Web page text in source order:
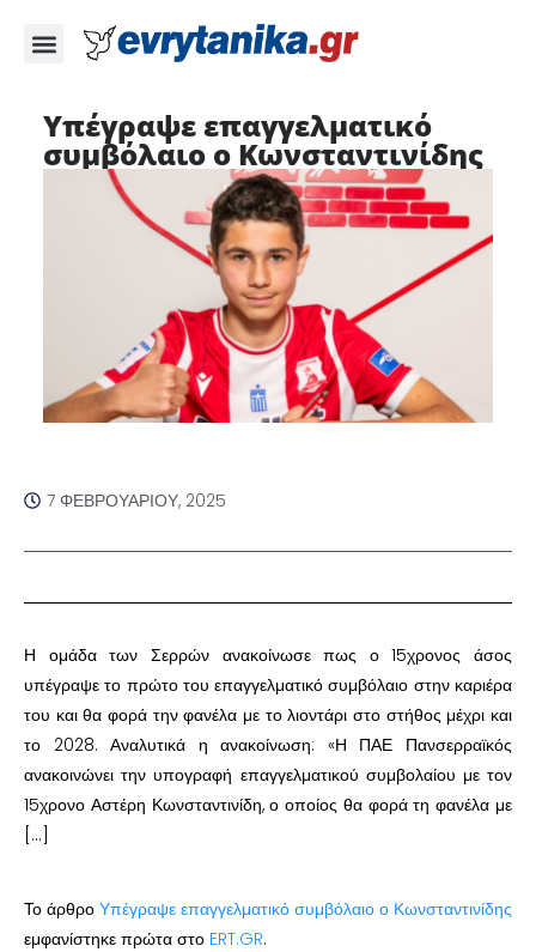
Υπέγραψε επαγγελματικό
συμβόλαιο ο Κωνσταντινίδης
7 ΦΕΒΡΟΥΑΡΊΟΥ, 2025
Η ομάδα των Σερρών ανακοίνωσε πως ο 15χρονος άσος
υπέγραψε το πρώτο του επαγγελματικό συμβόλαιο στην καριέρα
του και θα φορά την φανέλα με το λιοντάρι στο στήθος μέχρι και
το 2028. Αναλυτικά η ανακοίνωση: «Η ΠΑΕ Πανσερραϊκός
ανακοινώνει την υπογραφή επαγγελματικού συμβολαίου με τον
15χρονο Αστέρη Κωνσταντινίδη, ο οποίος θα φορά τη φανέλα με
[…]
Το άρθρο Υπέγραψε επαγγελματικό συμβόλαιο ο Κωνσταντινίδης
εμφανίστηκε πρώτα στο ERT.GR.